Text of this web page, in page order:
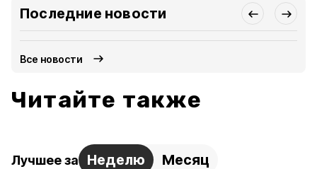
Последние новости
Все новости
Читайте также
Лучшее за Неделю Месяц